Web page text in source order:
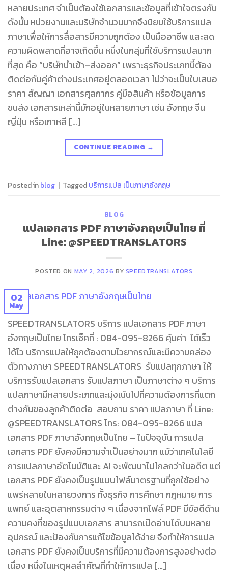
หลายประเทศ จำเป็นต้องใช้เอกสารและข้อมูลที่เข้าใจตรงกัน
ดังนั้น หน่วยงานและบริษัทจำนวนมากจึงนิยมใช้บริการแปล
ภาษาเพื่อให้การสื่อสารมีความถูกต้อง เป็นมืออาชีพ และลด
ความผิดพลาดที่อาจเกิดขึ้น หนึ่งในกลุ่มที่ใช้บริการแปลมาก
ที่สุด คือ “บริษัทนำเข้า–ส่งออก” เพราะธุรกิจประเภทนี้ต้อง
ติดต่อกับคู่ค้าต่างประเทศอยู่ตลอดเวลา ไม่ว่าจะเป็นใบเสนอ
ราคา สัญญา เอกสารศุลกากร คู่มือสินค้า หรือข้อมูลการ
ขนส่ง เอกสารเหล่านี้มักอยู่ในหลายภาษา เช่น อังกฤษ จีน
ญี่ปุ่น หรือเกาหลี […]
CONTINUE READING →
Posted inblog | Taggedบริการแปล เป็นภาษาอังกฤษ
BLOG
แปลเอกสาร PDF ภาษาอังกฤษเป็นไทย ที่
Line: @SPEEDTRANSLATORS
POSTED ON MAY 2, 2026 BY SPEEDTRANSLATORS
02
May
SPEEDTRANSLATORS บริการ แปลเอกสาร PDF ภาษา
อังกฤษเป็นไทย โทรเช็คที่ : 084-095-8266 คุ้มค่า ได้เร็ว
ได้ไว บริการแปลให้ถูกต้องตามไวยากรณ์และมีความคล่อง
ตัวทางภาษา SPEEDTRANSLATORS รับแปลทุกภาษา ให้
บริการรับแปลเอกสาร รับแปลภาษา เป็นภาษาต่าง ๆ บริการ
แปลภาษามีหลายประเภทและมุ่งเน้นไปที่ความต้องการที่แตก
ต่างกันของลูกค้าติดต่อ สอบถาม ราคา แปลภาษา ที่ Line:
@SPEEDTRANSLATORS โทร: 084-095-8266 แปล
เอกสาร PDF ภาษาอังกฤษเป็นไทย – ในปัจจุบัน การแปล
เอกสาร PDF ยังคงมีความจำเป็นอย่างมาก แม้ว่าเทคโนโลยี
การแปลภาษาอัตโนมัติและ AI จะพัฒนาไปไกลกว่าในอดีต แต่
เอกสาร PDF ยังคงเป็นรูปแบบไฟล์มาตรฐานที่ถูกใช้อย่าง
แพร่หลายในหลายวงการ ทั้งธุรกิจ การศึกษา กฎหมาย การ
แพทย์ และอุตสาหกรรมต่าง ๆ เนื่องจากไฟล์ PDF มีข้อดีด้าน
ความคงที่ของรูปแบบเอกสาร สามารถเปิดอ่านได้บนหลาย
อุปกรณ์ และป้องกันการแก้ไขข้อมูลได้ง่าย จึงทำให้การแปล
เอกสาร PDF ยังคงเป็นบริการที่มีความต้องการสูงอย่างต่อ
เนื่อง หนึ่งในเหตุผลสำคัญที่ทำให้การแปล […]